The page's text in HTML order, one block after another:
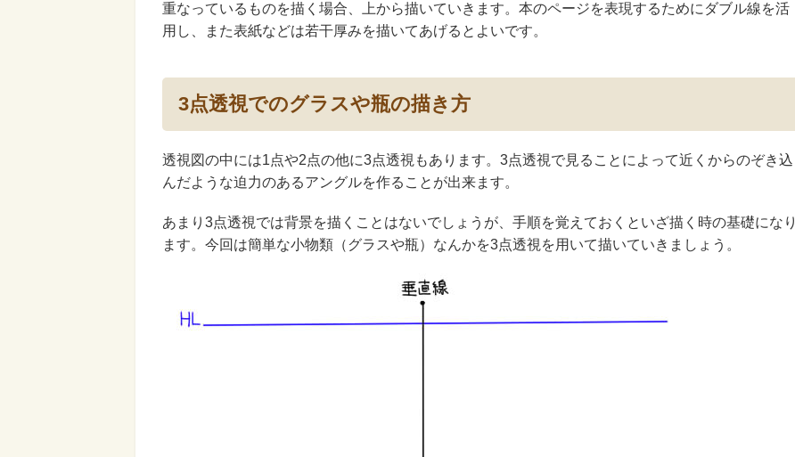
重なっているものを描く場合、上から描いていきます。本のページを表現するためにダブル線を活
用し、また表紙などは若干厚みを描いてあげるとよいです。
3点透視でのグラスや瓶の描き方
透視図の中には1点や2点の他に3点透視もあります。3点透視で見ることによって近くからのぞき込
んだような迫力のあるアングルを作ることが出来ます。
あまり3点透視では背景を描くことはないでしょうが、手順を覚えておくといざ描く時の基礎になり
ます。今回は簡単な小物類（グラスや瓶）なんかを3点透視を用いて描いていきましょう。